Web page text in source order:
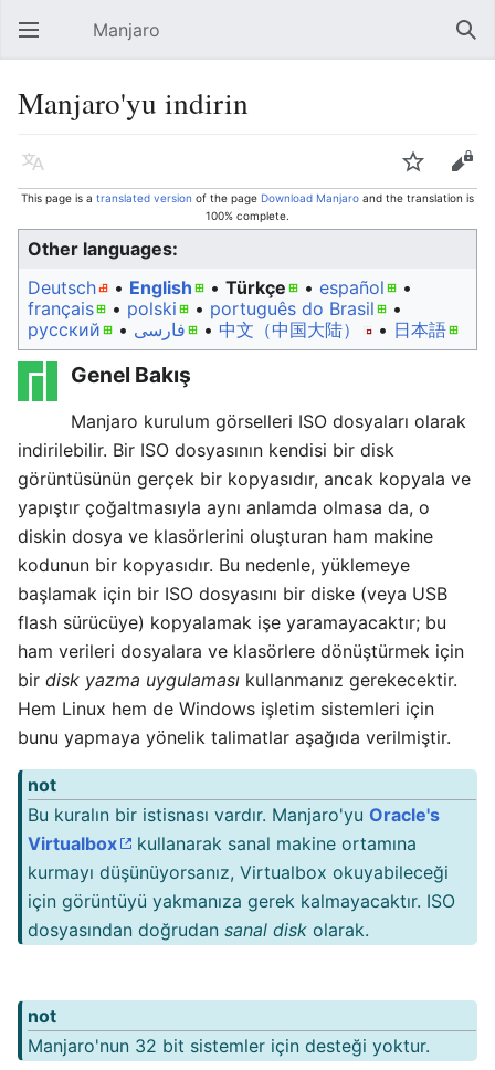
Open main menu Manjaro
Manjaro'yu indirin
Language Watch Edit
This page is a translated version of the page Download Manjaro and the translation is
100% complete.
Other languages:
Deutsch
• ‎ English • ‎ Türkçe • ‎ español
•
français • ‎ polski • ‎ português do Brasil
•
русский • ‎ فارسی • ‎ 中文（中国大陆）‎ • ‎ 日本語
Genel Bakış
Manjaro kurulum görselleri ISO dosyaları olarak
indirilebilir. Bir ISO dosyasının kendisi bir disk
görüntüsünün gerçek bir kopyasıdır, ancak kopyala ve
yapıştır çoğaltmasıyla aynı anlamda olmasa da, o
diskin dosya ve klasörlerini oluşturan ham makine
kodunun bir kopyasıdır. Bu nedenle, yüklemeye
başlamak için bir ISO dosyasını bir diske (veya USB
flash sürücüye) kopyalamak işe yaramayacaktır; bu
ham verileri dosyalara ve klasörlere dönüştürmek için
bir disk yazma uygulaması kullanmanız gerekecektir.
Hem Linux hem de Windows işletim sistemleri için
bunu yapmaya yönelik talimatlar aşağıda verilmiştir.
not
Bu kuralın bir istisnası vardır. Manjaro'yu Oracle's
Virtualbox
kullanarak sanal makine ortamına
kurmayı düşünüyorsanız, Virtualbox okuyabileceği
için görüntüyü yakmanıza gerek kalmayacaktır. ISO
dosyasından doğrudan sanal disk olarak.
not
Manjaro'nun 32 bit sistemler için desteği yoktur.